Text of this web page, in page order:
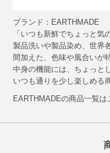
ブランド：EARTHMADE
「いつも新鮮でちょっと気
製品洗いや製品染め、世界
間加えた、色味や風合いが
中身の機能には、ちょっと
いつも通りを少し楽しめる
EARTHMADEの商品一覧は